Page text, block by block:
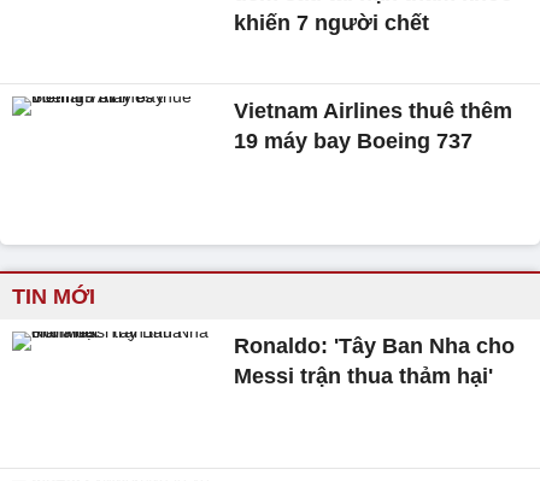
khiến 7 người chết
Vietnam Airlines thuê thêm
19 máy bay Boeing 737
TIN MỚI
Ronaldo: 'Tây Ban Nha cho
Messi trận thua thảm hại'